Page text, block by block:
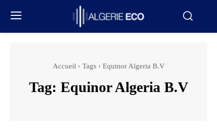
Accueil Tags Equinor Algeria B.V
Tag: Equinor Algeria B.V